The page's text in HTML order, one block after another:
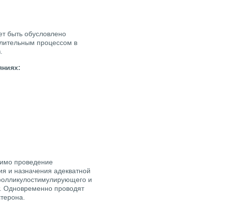
быть обусловлено
процессом в
проведение
и назначения адекватной
и
Одновременно проводят